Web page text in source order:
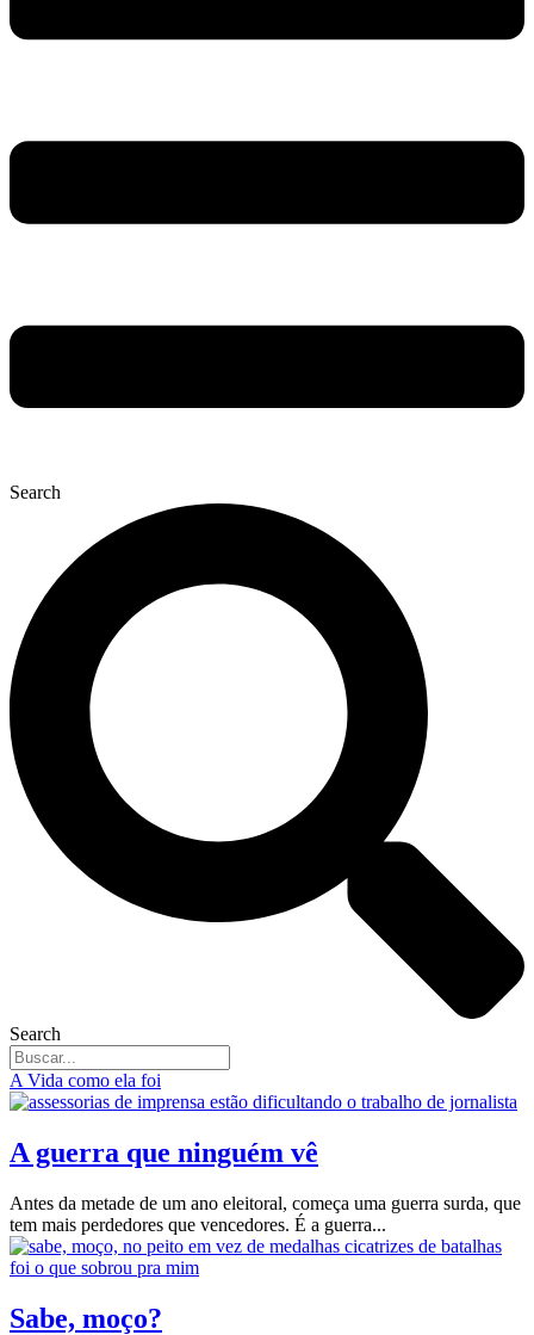
Search
Search
A Vida como ela foi
A guerra que ninguém vê
Antes da metade de um ano eleitoral, começa uma guerra surda, que
tem mais perdedores que vencedores. É a guerra...
Sabe, moço?